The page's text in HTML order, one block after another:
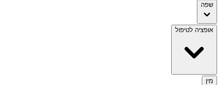
שפה
אופציה לטיפול
מין